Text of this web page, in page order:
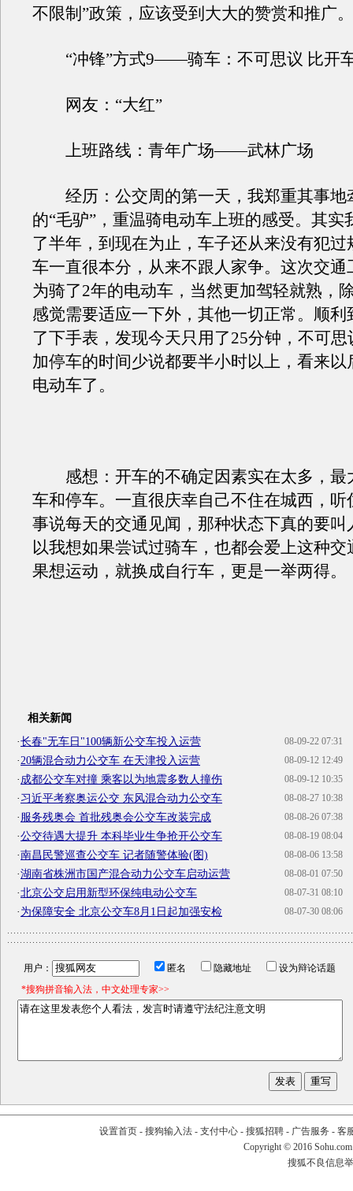
不限制”政策，应该受到大大的赞赏和推广。
“冲锋”方式9——骑车：不可思议 比开
网友：“大红”
上班路线：青年广场——武林广场
经历：公交周的第一天，我郑重其事地
的“毛驴”，重温骑电动车上班的感受。其实
了半年，到现在为止，车子还从来没有犯过
车一直很本分，从来不跟人家争。这次交通
为骑了2年的电动车，当然更加驾轻就熟，
感觉需要适应一下外，其他一切正常。顺利
了下手表，发现今天只用了25分钟，不可
加停车的时间少说都要半小时以上，看来以
电动车了。
感想：开车的不确定因素实在太多，最
车和停车。一直很庆幸自己不住在城西，听
事说每天的交通见闻，那种状态下真的要叫
以我想如果尝试过骑车，也都会爱上这种交
果想运动，就换成自行车，更是一举两得。
相关新闻
08-09-22 07:31
·长春"无车日"100辆新公交车投入运营
08-09-12 12:49
·20辆混合动力公交车 在天津投入运营
08-09-12 10:35
·成都公交车对撞 乘客以为地震多数人撞伤
08-08-27 10:38
·习近平考察奥运公交 东风混合动力公交车
08-08-26 07:38
·服务残奥会 首批残奥会公交车改装完成
08-08-19 08:04
·公交待遇大提升 本科毕业生争抢开公交车
08-08-06 13:58
·南昌民警巡查公交车 记者随警体验(图)
08-08-01 07:50
·湖南省株洲市国产混合动力公交车启动运营
08-07-31 08:10
·北京公交启用新型环保纯电动公交车
08-07-30 08:06
·为保障安全 北京公交车8月1日起加强安检
用户： 匿名 隐藏地址
设为辩论话题
*搜狗拼音输入法，中文处理专家>>
设置首页- 搜狗输入法- 支付中心- 搜狐招聘- 广告服务 - 客
Copyright © 2016
搜狐不良信息